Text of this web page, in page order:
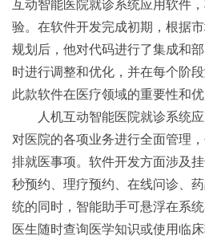
互动智能医院就诊系统应用软件
验。在软件开发完成初期，根据
规划后，他对代码进行了集成和
时进行调整和优化，并在每个阶
此款软件在医疗领域的重要性和优
人机互动智能医院就诊系统
对医院的各项业务进行全面管理
排就医事项。软件开发方面涉及
秒预约、理疗预约、在线问诊、
统的同时，智能助手可悬浮在系
医生随时查询医学知识或使用临